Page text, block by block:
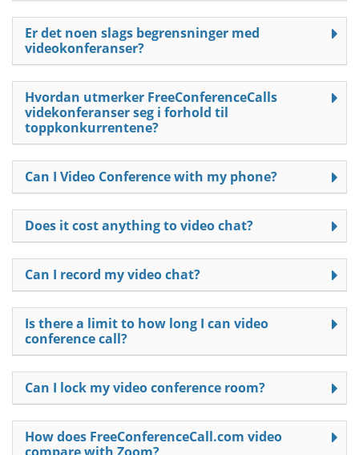
Er det noen slags begrensninger med
videokonferanser?
Hvordan utmerker FreeConferenceCalls
videkonferanser seg i forhold til
toppkonkurrentene?
Can I Video Conference with my phone?
Does it cost anything to video chat?
Can I record my video chat?
Is there a limit to how long I can video
conference call?
Can I lock my video conference room?
How does FreeConferenceCall.com video